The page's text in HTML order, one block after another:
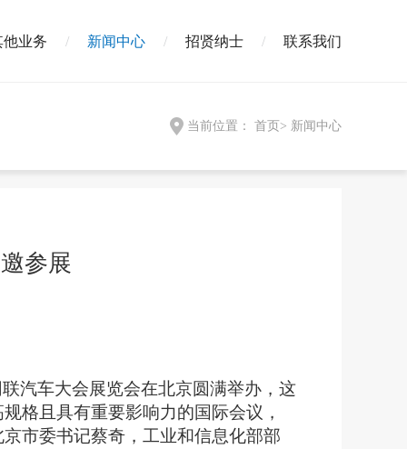
他业务 新闻中心 招贤纳士 联系我们
当前位置： 首页 > 新闻中心
参展
汽车大会展览会在北京圆满举办，这
格且具有重要影响力的国际会议，
市委书记蔡奇，工业和信息化部部